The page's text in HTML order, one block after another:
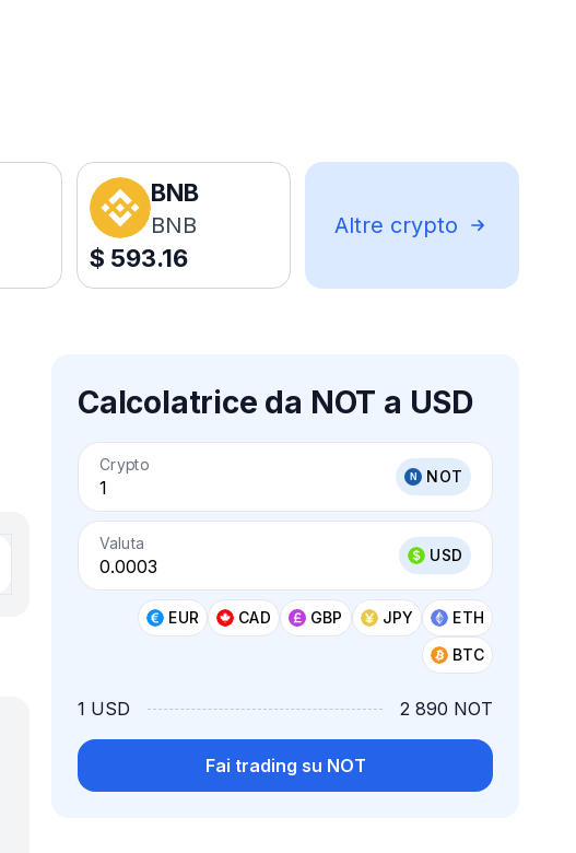
BNB
BNB
$ 593.16
Altre crypto
Calcolatrice da NOT a USD
Crypto
NOT
Valuta
USD
EUR CAD GBP JPY
ETH
BTC
1 USD 2 890 NOT
Fai trading su NOT